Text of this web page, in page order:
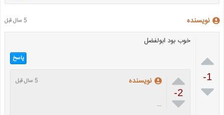
نویسنده 5 سال قبل

-1

خوب بود ابولفضل
پاسخ

-2

نویسنده 5 سال قبل
…